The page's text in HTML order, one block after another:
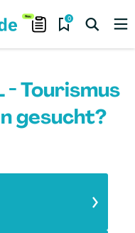
0
- Tourismus
gesucht?